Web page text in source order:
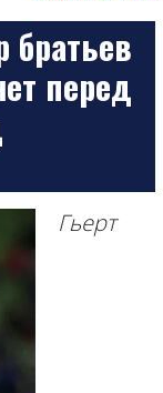
перед
Гьерт